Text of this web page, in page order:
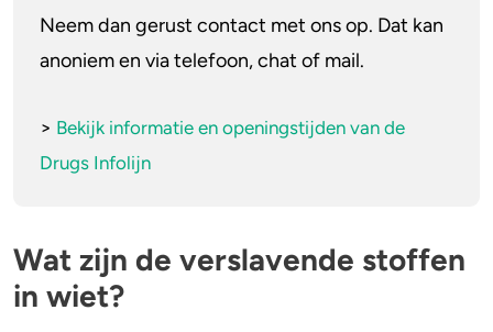
Heroïne
4-FA
Poppers
Crack
Neem dan gerust contact met ons op. Dat kan
anoniem en via telefoon, chat of mail.
> Bekijk informatie en openingstijden van de
Drugs Infolijn
Wat zijn de verslavende stoffen
in wiet?